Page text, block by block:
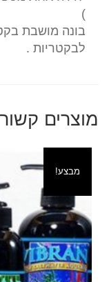
)
בונה מושבת
לבקטריות .
מוצרים
מבצע!